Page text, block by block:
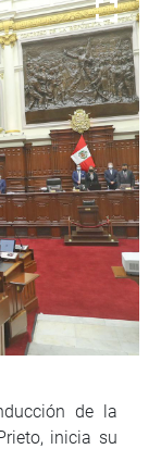
de la
inicia su